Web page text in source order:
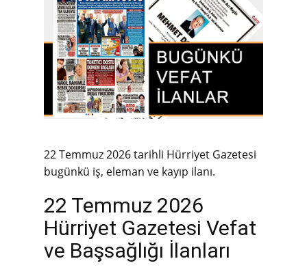
22 Temmuz 2026 tarihli Hürriyet Gazetesi
bugünkü iş, eleman ve kayıp ilanı.
22 Temmuz 2026
Hürriyet Gazetesi Vefat
ve Başsağlığı İlanları